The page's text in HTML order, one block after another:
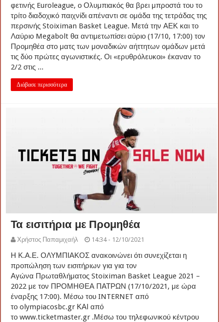
φετινής Euroleague, ο Ολυμπιακός θα βρει μπροστά του το
τρίτο διαδοχικό παιχνίδι απέναντι σε ομάδα της τετράδας της
περσινής Stoiximan Basket League. Μετά την ΑΕΚ και το
Λαύριο Megabolt θα αντιμετωπίσει αύριο (17/10, 17:00) τον
Προμηθέα στο ματς των μοναδικών αήττητων ομάδων μετά
τις δύο πρώτες αγωνιστικές. Οι «ερυθρόλευκοι» έκαναν το
2/2 στις ...
Διάβασε περισσότερα
Τα εισιτήρια με Προμηθέα
Χρήστος Παπαμιχαήλ 14:34 - 12/10/2021
Η Κ.Α.Ε. ΟΛΥΜΠΙΑΚΟΣ ανακοινώνει ότι συνεχίζεται η
προπώληση των εισιτήριων για για τον
Αγώνα Πρωταθλήματος Stoiximan Basket League 2021 –
2022 με τον ΠΡΟΜΗΘΕΑ ΠΑΤΡΩΝ (17/10/2021, με ώρα
έναρξης 17:00). Μέσω του INTERNET από
το olympiacosbc.gr ΚΑΙ από
το www.ticketmaster.gr .Μέσω του τηλεφωνικού κέντρου